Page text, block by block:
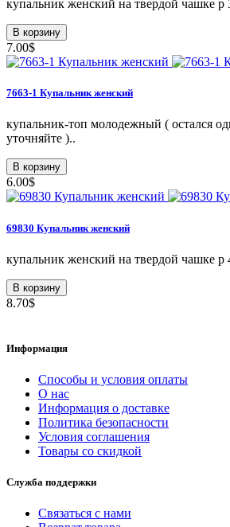
купальник женский на твердой чашке
В корзину
7.00$
7663-1 Купальник женский
купальник-топ молодежный ( остался
уточняйте )..
В корзину
6.00$
69830 Купальник женский
купальник женский на твердой чашке
В корзину
8.70$
Информация
Способы и условия оплаты
О нас
Информация о доставке
Политика безопасности
Условия соглашения
Товары со скидкой
Служба поддержки
Связаться с нами